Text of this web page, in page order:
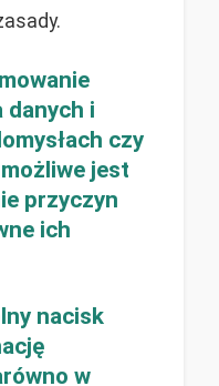
danych i
czy
jest
przyczyn
ich
nacisk
w